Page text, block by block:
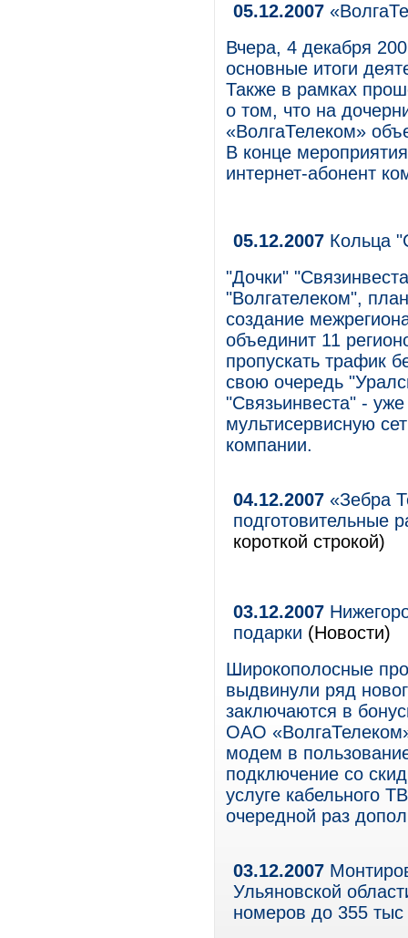
05.12.2007
Вчера, 4 декабря
основные итоги
Также в рамках
о том, что на
«ВолгаТелеком»
В конце
интернет-абонент
05.12.2007 Кольца
"Дочки"
"Волгателеком",
создание
объединит 11
пропускать трафик
свою очередь
"Связьинвеста" -
мультисервисную
компании.
04.12.2007 «Зебра
подготовительные
короткой строкой)
03.12.2007
подарки (Новости)
Широкополосные
выдвинули ряд
заключаются в
ОАО
модем в
подключение со
услуге кабельного
очередной раз
03.12.2007
Ульяновской
номеров до 355